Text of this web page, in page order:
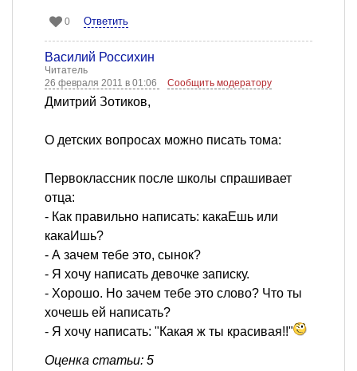
0 Ответить
Василий Россихин
Читатель
26 февраля 2011 в 01:06
Сообщить модератору
Дмитрий Зотиков,
О детских вопросах можно писать тома:
Первоклассник после школы спрашивает
отца:
- Как правильно написать: какаЕшь или
какаИшь?
- А зачем тебе это, сынок?
- Я хочу написать девочке записку.
- Хорошо. Но зачем тебе это слово? Что ты
хочешь ей написать?
- Я хочу написать: "Какая ж ты красивая!!"
Оценка статьи: 5